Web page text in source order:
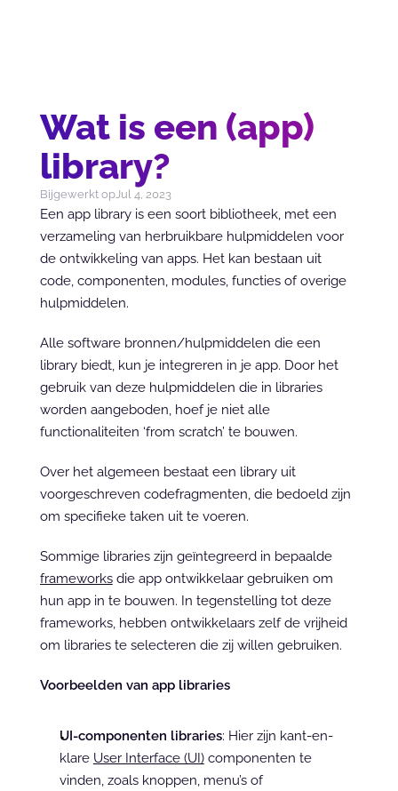
Wat is een (app)
library?
Bijgewerkt opJul 4, 2023
Een app library is een soort bibliotheek, met een
verzameling van herbruikbare hulpmiddelen voor
de ontwikkeling van apps. Het kan bestaan uit
code, componenten, modules, functies of overige
hulpmiddelen.
Alle software bronnen/hulpmiddelen die een
library biedt, kun je integreren in je app. Door het
gebruik van deze hulpmiddelen die in libraries
worden aangeboden, hoef je niet alle
functionaliteiten ‘from scratch’ te bouwen.
Over het algemeen bestaat een library uit
voorgeschreven codefragmenten, die bedoeld zijn
om specifieke taken uit te voeren.
Sommige libraries zijn geïntegreerd in bepaalde
frameworks die app ontwikkelaar gebruiken om
hun app in te bouwen. In tegenstelling tot deze
frameworks, hebben ontwikkelaars zelf de vrijheid
om libraries te selecteren die zij willen gebruiken.
Voorbeelden van app libraries
UI-componenten libraries: Hier zijn kant-en-
klare User Interface (UI) componenten te
vinden, zoals knoppen, menu’s of